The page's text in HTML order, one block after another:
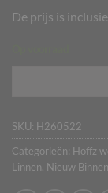
De prijs is
SKU: H260522
Categorieën: Hoffz
Linnen, Nieuw Binnen